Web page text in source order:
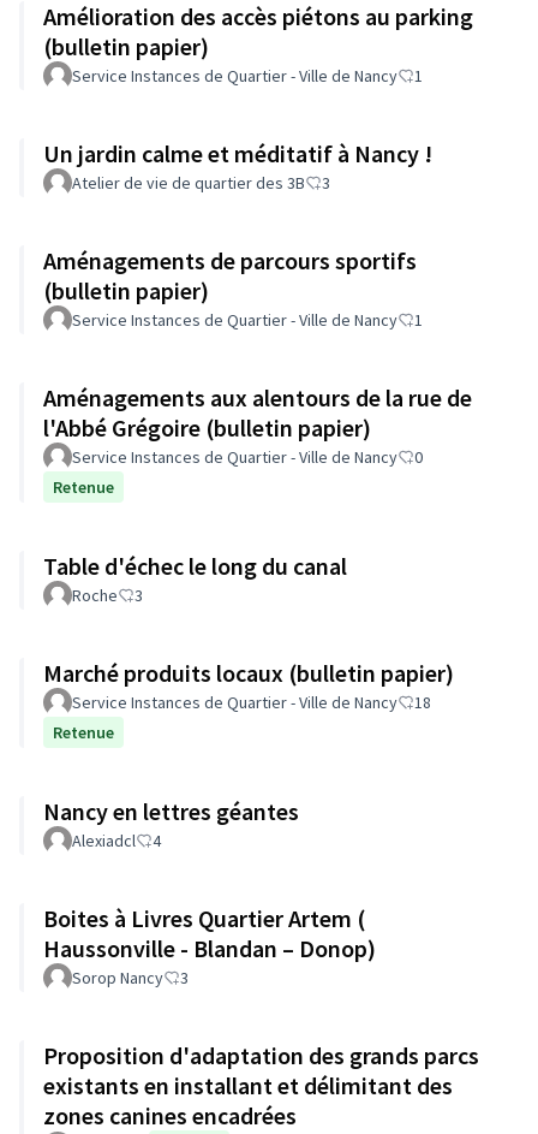
Amélioration des accès piétons au parking
(bulletin papier)
Service Instances de Quartier - Ville de Nancy 1
Un jardin calme et méditatif à Nancy !
Atelier de vie de quartier des 3B 3
Aménagements de parcours sportifs
(bulletin papier)
Service Instances de Quartier - Ville de Nancy 1
Aménagements aux alentours de la rue de
l'Abbé Grégoire (bulletin papier)
Service Instances de Quartier - Ville de Nancy
0
Retenue
Table d'échec le long du canal
Roche 3
Marché produits locaux (bulletin papier)
Service Instances de Quartier - Ville de Nancy
18
Retenue
Nancy en lettres géantes
Alexiadcl 4
Boites à Livres Quartier Artem (
Haussonville - Blandan – Donop)
Sorop Nancy 3
Proposition d'adaptation des grands parcs
existants en installant et délimitant des
zones canines encadrées